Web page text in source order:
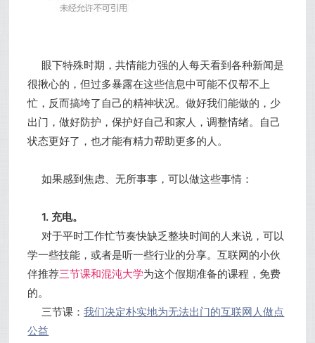
眼下特殊时期，共情能力强的人每天看到各种新闻是
很揪心的，但过多暴露在这些信息中可能不仅帮不上
忙，反而搞垮了自己的精神状况。做好我们能做的，少
出门，做好防护，保护好自己和家人，调整情绪。自己
状态更好了，也才能有精力帮助更多的人。
如果感到焦虑、无所事事，可以做这些事情：
1. 充电。
对于平时工作忙节奏快缺乏整块时间的人来说，可以
学一些技能，或者是听一些行业的分享。互联网的小伙
伴推荐三节课和混沌大学为这个假期准备的课程，免费
的。
三节课：我们决定朴实地为无法出门的互联网人做点
公益